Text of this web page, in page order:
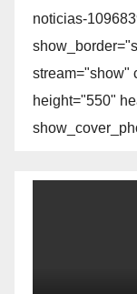
noticias-
stream="show"
height="550"